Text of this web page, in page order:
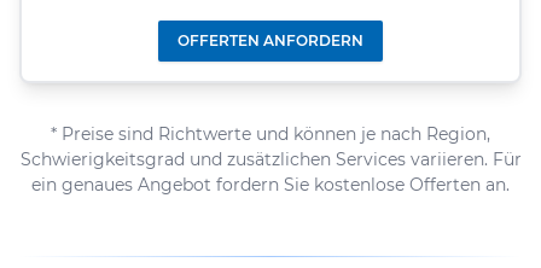
OFFERTEN ANFORDERN
* Preise sind Richtwerte und können je nach Region,
Schwierigkeitsgrad und zusätzlichen Services variieren. Für
ein genaues Angebot fordern Sie kostenlose Offerten an.